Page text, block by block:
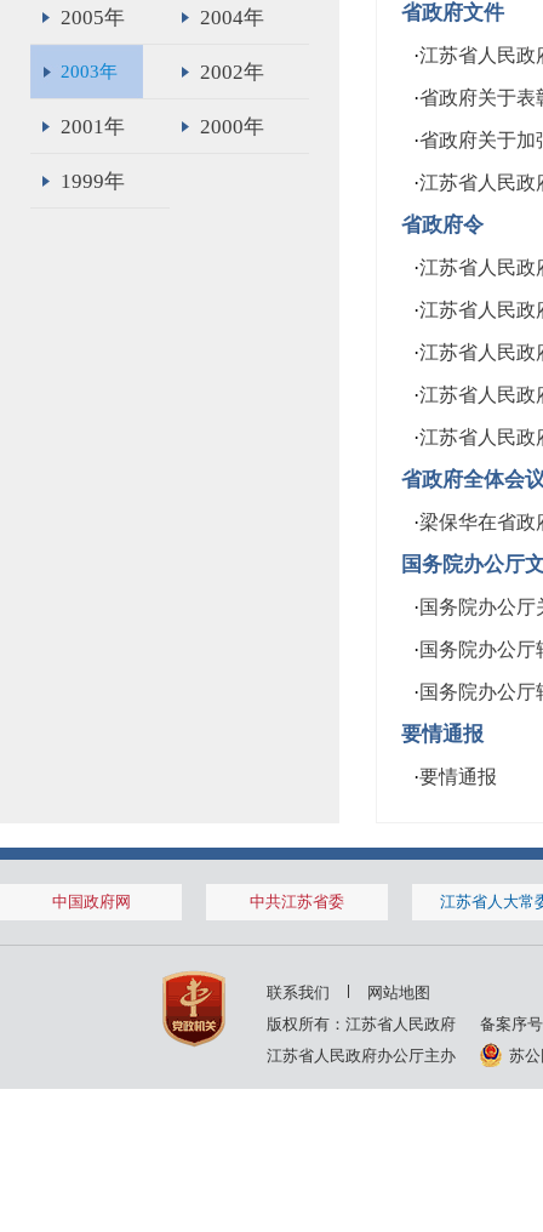
2005年 2004年
2003年 2002年
2001年 2000年
1999年
省政府文件
·江苏省人民政
·省政府关于表
·省政府关于加
·江苏省人民政
省政府令
·江苏省人民政
·江苏省人民政
·江苏省人民政
·江苏省人民政
·江苏省人民政
省政府全体会
·梁保华在省政
国务院办公厅
·国务院办公厅
·国务院办公厅
·国务院办公厅
要情通报
·要情通报
中国政府网 中共江苏省委 江苏省人大常
联系我们
网站地图
版权所有：江苏省人民政府
备案序
江苏省人民政府办公厅主办
苏